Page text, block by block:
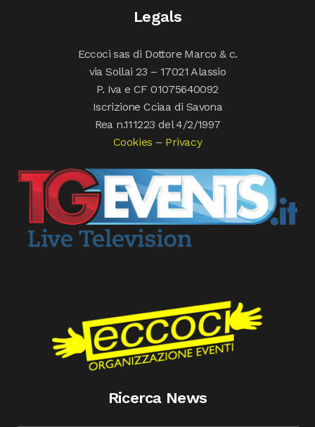
Legals
Eccoci sas di Dottore Marco & c.
via Sollai 23 – 17021 Alassio
P. Iva e CF 01075640092
Iscrizione Cciaa di Savona
Rea n.111223 del 4/2/1997
Cookies – Privacy
Ricerca News